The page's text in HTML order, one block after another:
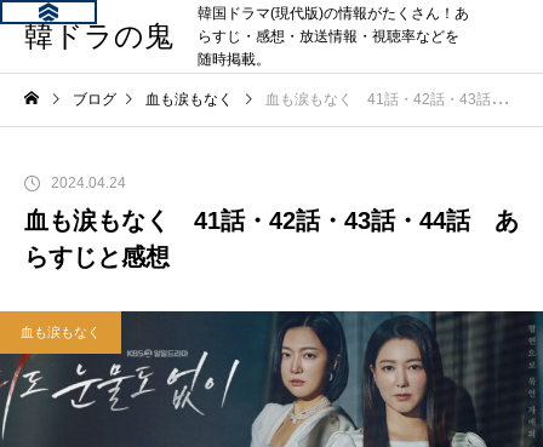
韓ドラの鬼
韓国ドラマ(現代版)の情報がたくさん！あ
らすじ・感想・放送情報・視聴率などを
随時掲載。
ブログ 血も涙もなく 血も涙もなく 41話・42話・43話・44話 あらすじと感想
2024.04.24
血も涙もなく 41話・42話・43話・44話 あ
らすじと感想
血も涙もなく